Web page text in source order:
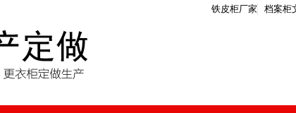
铁皮柜厂家 档案柜